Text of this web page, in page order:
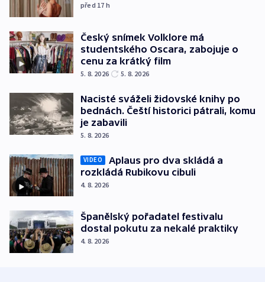
před 17 h
Český snímek Volklore má
studentského Oscara, zabojuje o
cenu za krátký film
5. 8. 2026 5. 8. 2026
Nacisté sváželi židovské knihy po
bednách. Čeští historici pátrali, komu
je zabavili
5. 8. 2026
VIDEO
Aplaus pro dva skládá a
rozkládá Rubikovu cibuli
4. 8. 2026
Španělský pořadatel festivalu
dostal pokutu za nekalé praktiky
4. 8. 2026